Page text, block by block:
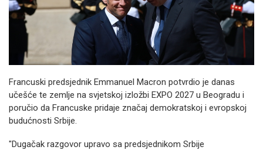
Francuski predsjednik Emmanuel Macron potvrdio je danas
učešće te zemlje na svjetskoj izložbi EXPO 2027 u Beogradu i
poručio da Francuske pridaje značaj demokratskoj i evropskoj
budućnosti Srbije.
"Dugačak razgovor upravo sa predsjednikom Srbije